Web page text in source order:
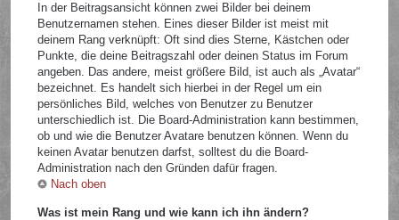
In der Beitragsansicht können zwei Bilder bei deinem
Benutzernamen stehen. Eines dieser Bilder ist meist mit
deinem Rang verknüpft: Oft sind dies Sterne, Kästchen oder
Punkte, die deine Beitragszahl oder deinen Status im Forum
angeben. Das andere, meist größere Bild, ist auch als „Avatar“
bezeichnet. Es handelt sich hierbei in der Regel um ein
persönliches Bild, welches von Benutzer zu Benutzer
unterschiedlich ist. Die Board-Administration kann bestimmen,
ob und wie die Benutzer Avatare benutzen können. Wenn du
keinen Avatar benutzen darfst, solltest du die Board-
Administration nach den Gründen dafür fragen.
Nach oben
Was ist mein Rang und wie kann ich ihn ändern?